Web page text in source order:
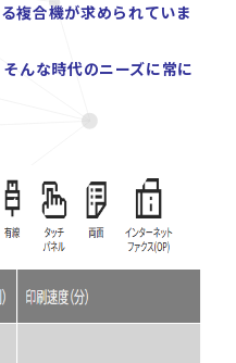
複合機が求められていま
んな時代のニーズに常に